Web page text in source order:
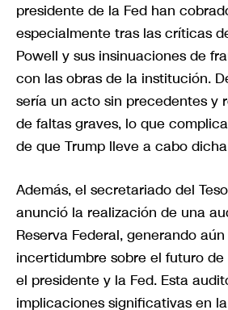
presidente de la Fed han
especialmente tras las críticas
Powell y sus insinuaciones de
con las obras de la institución.
sería un acto sin precedentes y
de faltas graves, lo que
de que Trump lleve a cabo
Además, el secretariado del
anunció la realización de una
Reserva Federal, generando
incertidumbre sobre el futuro
el presidente y la Fed. Esta
implicaciones significativas en